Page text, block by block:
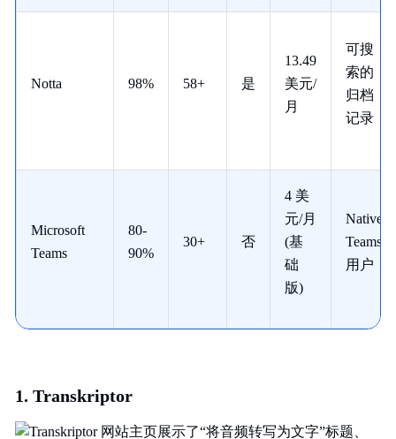
Notta 98% 58+ 是
13.49
美元/
月
可搜
索的
归档
记录
Microsoft
Teams
80-
90%
30+ 否
4 美
元/月
(基
础
版)
Native
Teams
用户
1. Transkriptor